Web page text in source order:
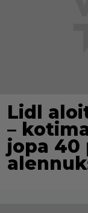
Lidl
–
jopa 40